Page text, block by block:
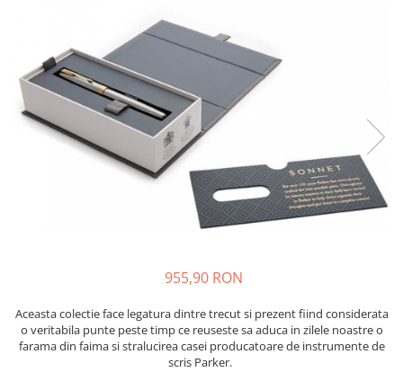
Agende personalizabile
Organizatoare business
Birotica si papetarie
Hartie si articole din hartie
Bibliorafturi, caiete mecanice,
separatoare
Capsatoare, capse si perforatoare
Arhivare si depozitare
Instrumente de scris
955,90 RON
Aceasta colectie face legatura dintre trecut si prezent fiind considerata
o veritabila punte peste timp ce reuseste sa aduca in zilele noastre o
farama din faima si stralucirea casei producatoare de instrumente de
scris Parker.